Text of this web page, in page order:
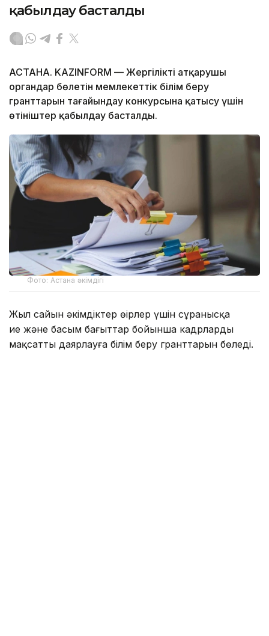
қабылдау басталды
АСТАНА. KAZINFORM — Жергілікті атқарушы
органдар бөлетін мемлекеттік білім беру
гранттарын тағайындау конкурсына қатысу үшін
өтініштер қабылдау басталды.
Фото: Астана әкімдігі
Жыл сайын әкімдіктер өңірлер үшін сұранысқа
ие және басым бағыттар бойынша кадрларды
мақсатты даярлауға білім беру гранттарын бөледі.